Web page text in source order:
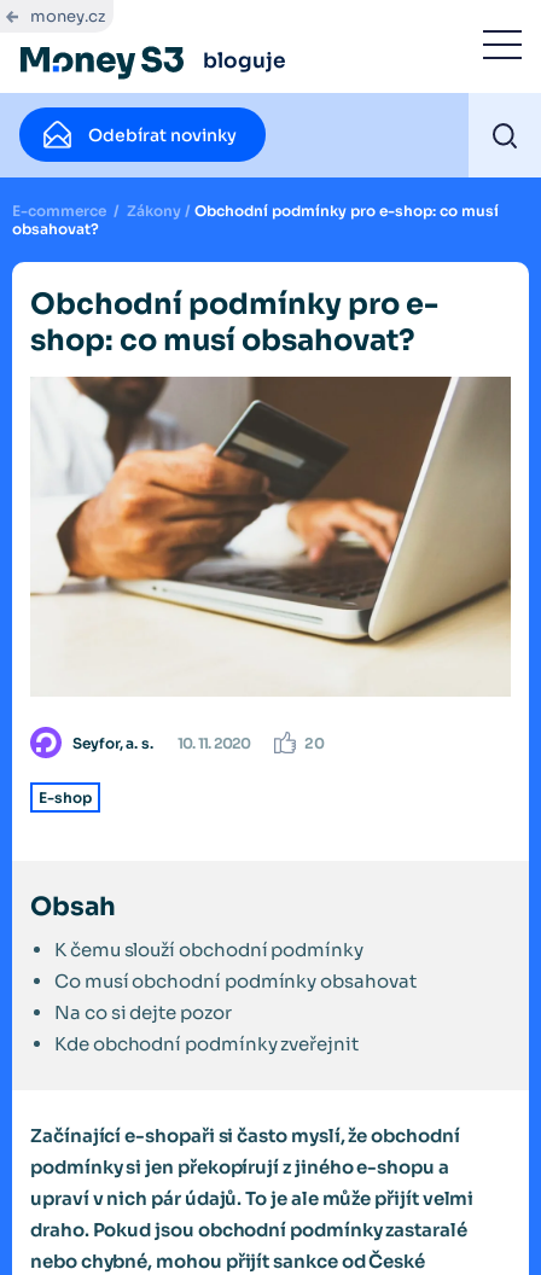
money.cz
bloguje
Odebírat novinky
E-commerce / Zákony / Obchodní podmínky pro e-shop: co musí
obsahovat?
Obchodní podmínky pro e-
shop: co musí obsahovat?
Seyfor, a. s. 10. 11. 2020 20
E-shop
Obsah
K čemu slouží obchodní podmínky
Co musí obchodní podmínky obsahovat
Na co si dejte pozor
Kde obchodní podmínky zveřejnit
Začínající e-shopaři si často myslí, že obchodní
podmínky si jen překopírují z jiného e-shopu a
upraví v nich pár údajů. To je ale může přijít velmi
draho. Pokud jsou obchodní podmínky zastaralé
nebo chybné, mohou přijít sankce od České